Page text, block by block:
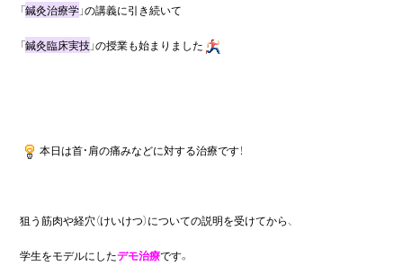
「鍼灸治療学」の講義に引き続いて
「鍼灸臨床実技」の授業も始まりました
本日は首・肩の痛みなどに対する治療です！
狙う筋肉や経穴（けいけつ）についての説明を受けてから、
学生をモデルにしたデモ治療です。